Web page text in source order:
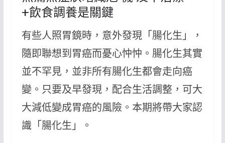
+飲食調養是關鍵
有些人照胃鏡時，意外發現「腸化生」，
隨即聯想到胃癌而憂心忡忡。腸化生其實
並不罕見，並非所有腸化生都會走向癌
變。只要及早發現，配合生活調整，可大
大減低變成胃癌的風險。本期將帶大家認
識「腸化生」。